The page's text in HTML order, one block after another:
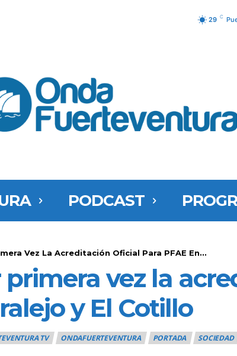
29 C
PODCAST
Vez La Acreditación Oficial Para PFAE En...
vez la
y El Cotillo
TV ONDAFUERTEVENTURA PORTADA SOCIEDAD